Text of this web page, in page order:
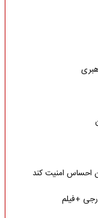
احساس امنیت کند
+فیلم